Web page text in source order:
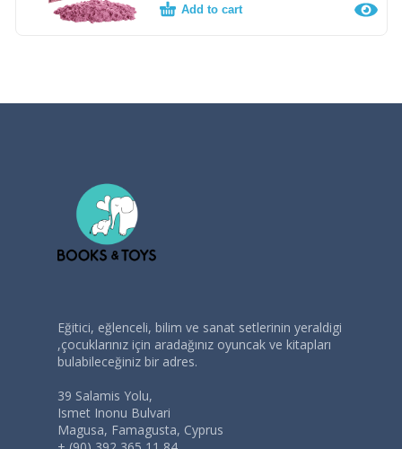
Add to cart
Eğitici, eğlenceli, bilim ve sanat setlerinin yeraldigi
,çocuklarınız için aradağınız oyuncak ve kitapları
bulabileceğiniz bir adres.
39 Salamis Yolu,
Ismet Inonu Bulvari
Magusa, Famagusta, Cyprus